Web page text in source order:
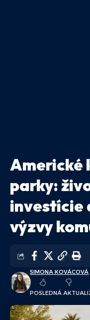
Americké
parky:
investície
výzvy
POSLEDNÁ
SIMONA KOVÁCOVÁ